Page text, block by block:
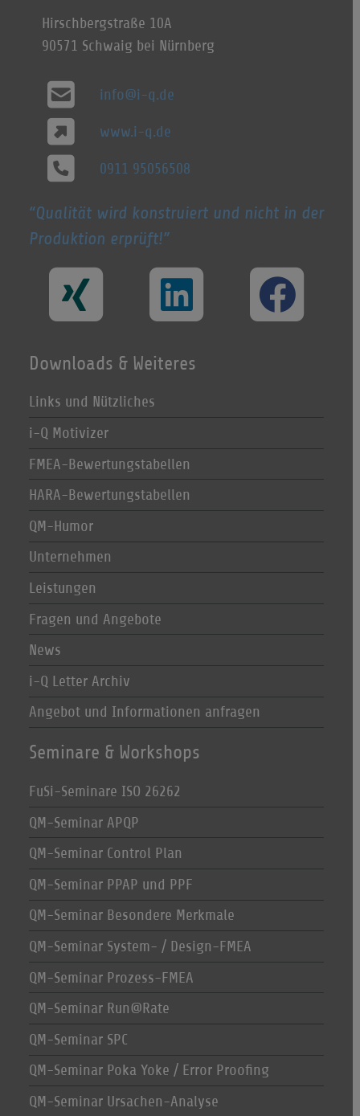
Hirschbergstraße 10A
90571 Schwaig bei Nürnberg
info@i-q.de
www.i-q.de
0911 95056508
Qualität wird konstruiert und nicht in der
Produktion erprüft!
Downloads & Weiteres
Links und Nützliches
i-Q Motivizer
FMEA-Bewertungstabellen
HARA-Bewertungstabellen
QM-Humor
Unternehmen
Leistungen
Fragen und Angebote
News
i-Q Letter Archiv
Angebot und Informationen anfragen
Seminare & Workshops
FuSi-Seminare ISO 26262
QM-Seminar APQP
QM-Seminar Control Plan
QM-Seminar PPAP und PPF
QM-Seminar Besondere Merkmale
QM-Seminar System- / Design-FMEA
QM-Seminar Prozess-FMEA
QM-Seminar Run@Rate
QM-Seminar SPC
QM-Seminar Poka Yoke / Error Proofing
QM-Seminar Ursachen-Analyse